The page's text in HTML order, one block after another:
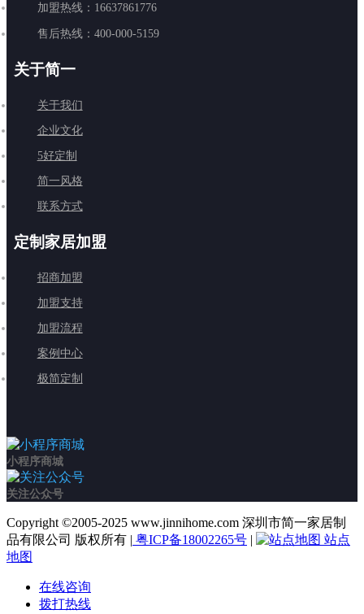
加盟热线：16637861776
售后热线：400-000-5159
关于简一
关于我们
企业文化
5好定制
简一风格
联系方式
定制家居加盟
招商加盟
加盟支持
加盟流程
案例中心
极简定制
小程序商城
关注公众号
Copyright ©2005-2025 www.jinnihome.com 深圳市简一家居制
品有限公司 版权所有 | 粤ICP备18002265号 |
站点
地图
在线咨询
拨打热线